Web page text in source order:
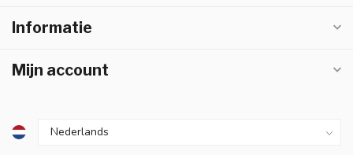
Informatie
Mijn account